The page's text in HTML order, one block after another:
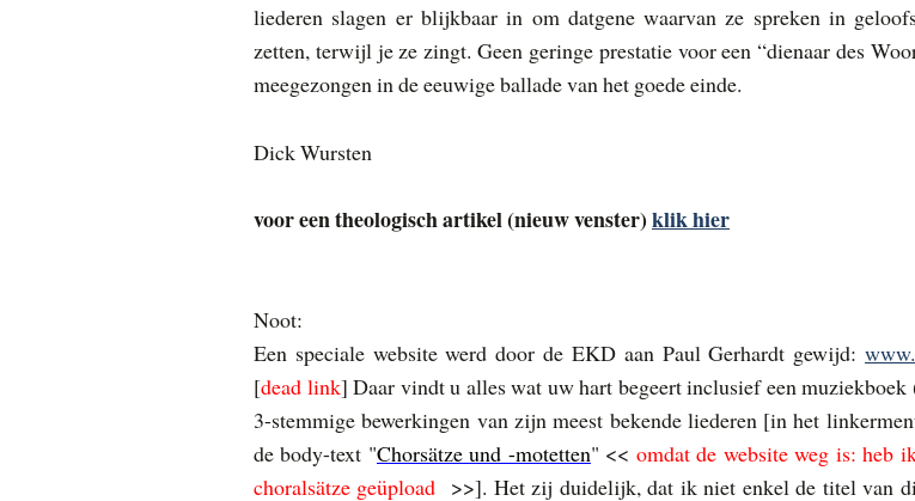
liederen slagen er blijkbaar in om datgene waarvan ze spreken in
zetten, terwijl je ze zingt. Geen geringe prestatie voor een “dienaar des
meegezongen in de eeuwige ballade van het goede einde.
Dick Wursten
voor een theologisch artikel (nieuw venster)klik hier
Noot:
Een speciale website werd door de EKD aan Paul Gerhardt gewijd:
[dead link] Daar vindt u alles wat uw hart begeert inclusief een muziekboek
3-stemmige bewerkingen van zijn meest bekende liederen [in het
de body-text "Chorsätze und -motetten" << omdat de website weg is: heb
choralsätze geüpload >>]. Het zij duidelijk, dat ik niet enkel de titel van